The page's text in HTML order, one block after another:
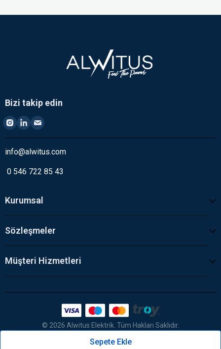
Sepete Ekle
Bizi takip edin
info@alwitus.com
0 546 722 85 43
Kurumsal
Sözleşmeler
Müşteri Hizmetleri
© 2026 Alwitus Elektrik. Tüm Hakları Saklıdır.